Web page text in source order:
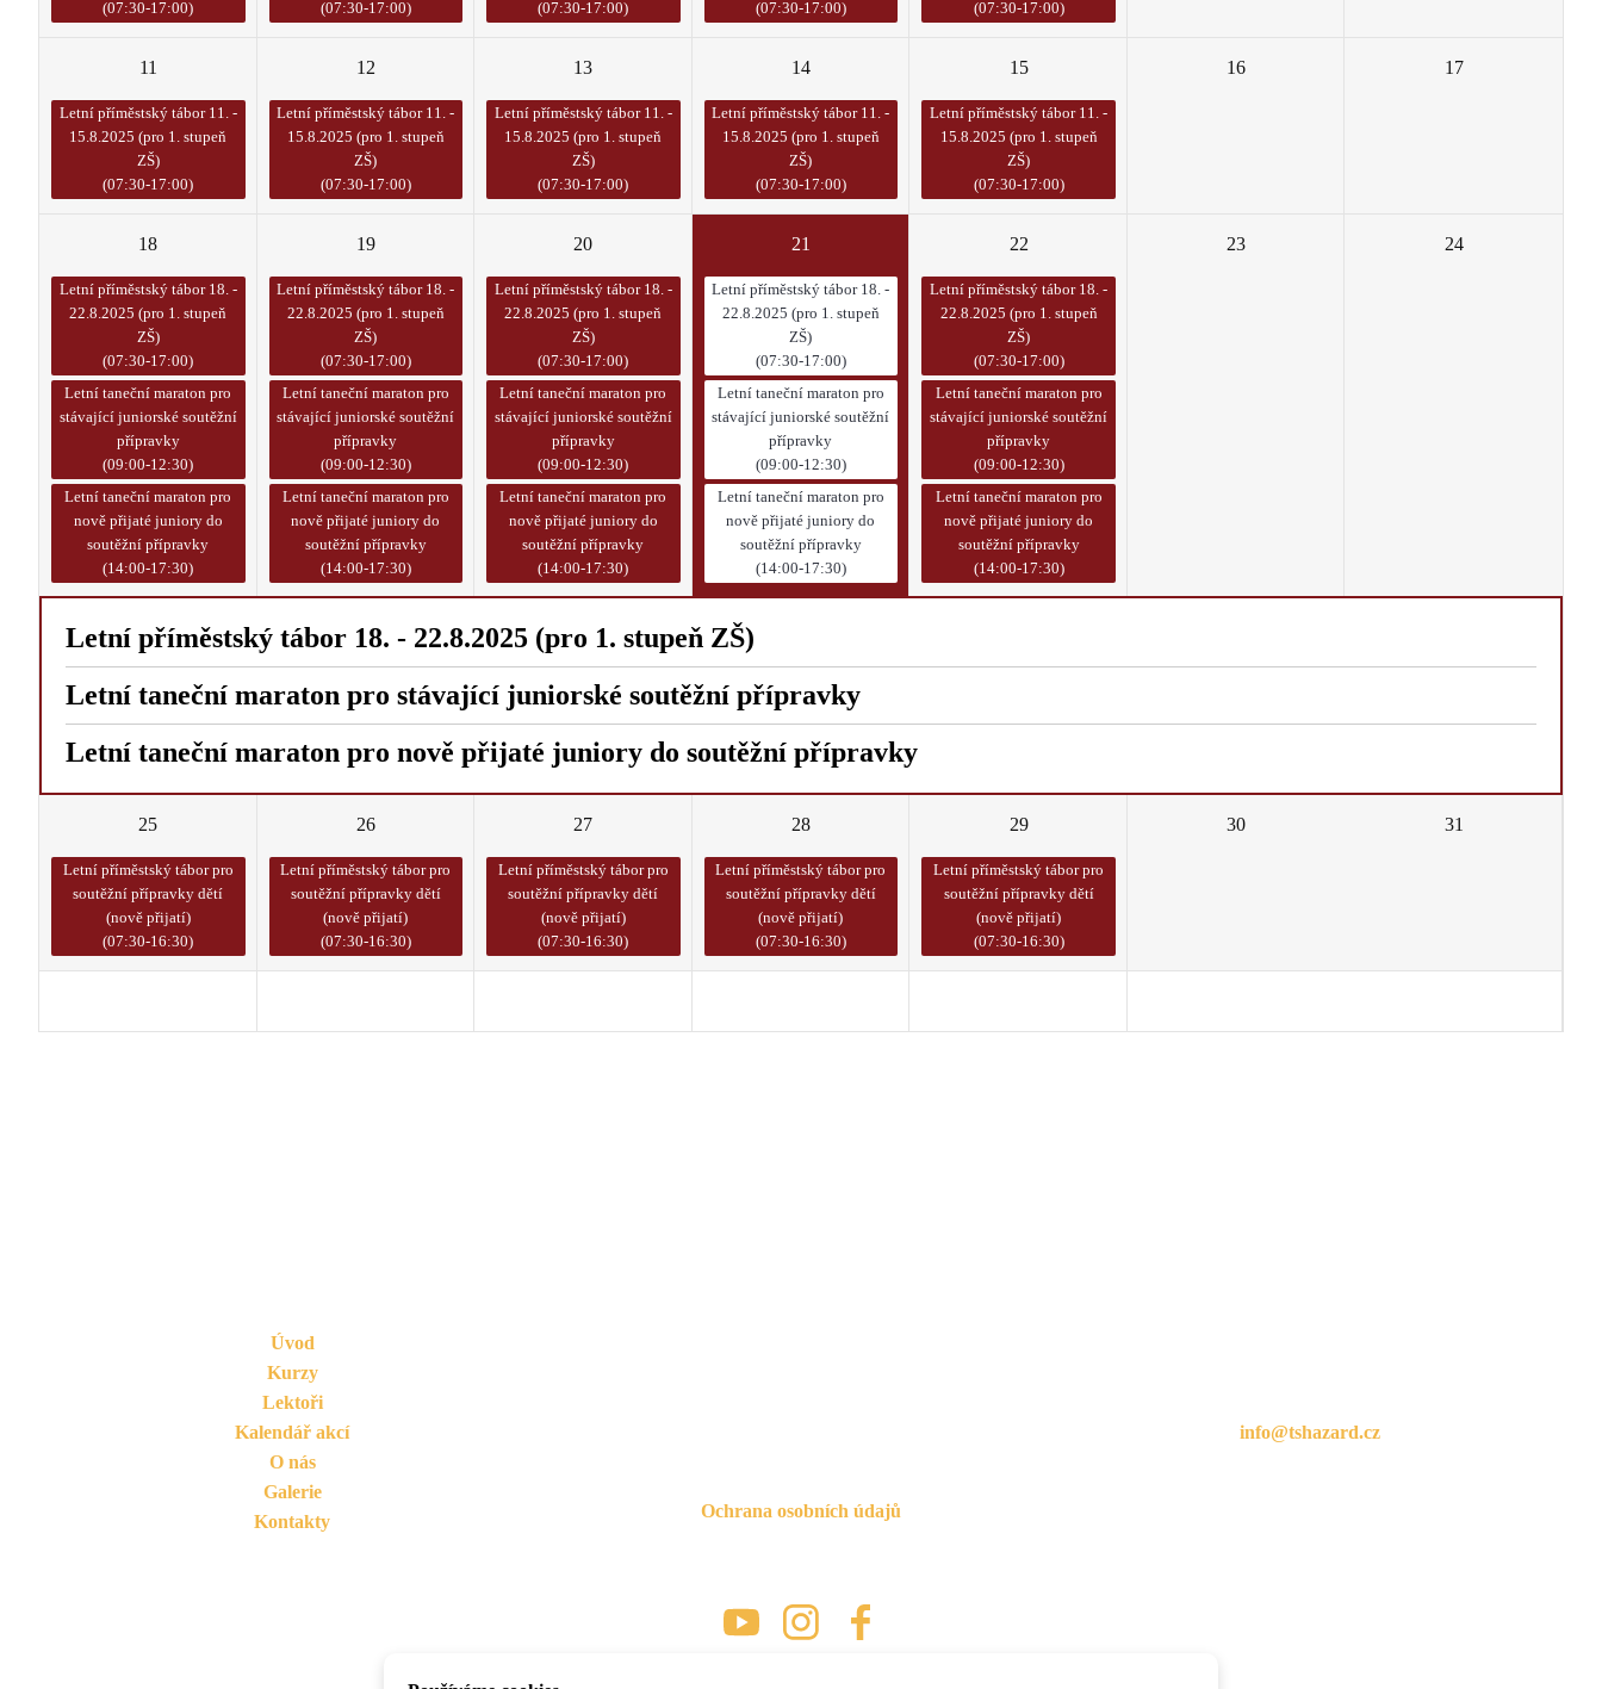
(07:30-17:00)
(07:30-17:00)
(07:30-17:00)
(07:30-17:00)
(07:30-17:00)
11
Letní příměstský tábor 11. -
15.8.2025 (pro 1. stupeň
ZŠ)
(07:30-17:00)
12
Letní příměstský tábor 11. -
15.8.2025 (pro 1. stupeň
ZŠ)
(07:30-17:00)
13
Letní příměstský tábor 11. -
15.8.2025 (pro 1. stupeň
ZŠ)
(07:30-17:00)
14
Letní příměstský tábor 11. -
15.8.2025 (pro 1. stupeň
ZŠ)
(07:30-17:00)
15
Letní příměstský tábor 11. -
15.8.2025 (pro 1. stupeň
ZŠ)
(07:30-17:00)
16 17
18
Letní příměstský tábor 18. -
22.8.2025 (pro 1. stupeň
ZŠ)
(07:30-17:00)
Letní taneční maraton pro
stávající juniorské soutěžní
přípravky
(09:00-12:30)
Letní taneční maraton pro
nově přijaté juniory do
soutěžní přípravky
(14:00-17:30)
19
Letní příměstský tábor 18. -
22.8.2025 (pro 1. stupeň
ZŠ)
(07:30-17:00)
Letní taneční maraton pro
stávající juniorské soutěžní
přípravky
(09:00-12:30)
Letní taneční maraton pro
nově přijaté juniory do
soutěžní přípravky
(14:00-17:30)
20
Letní příměstský tábor 18. -
22.8.2025 (pro 1. stupeň
ZŠ)
(07:30-17:00)
Letní taneční maraton pro
stávající juniorské soutěžní
přípravky
(09:00-12:30)
Letní taneční maraton pro
nově přijaté juniory do
soutěžní přípravky
(14:00-17:30)
21
Letní příměstský tábor 18. -
22.8.2025 (pro 1. stupeň
ZŠ)
(07:30-17:00)
Letní taneční maraton pro
stávající juniorské soutěžní
přípravky
(09:00-12:30)
Letní taneční maraton pro
nově přijaté juniory do
soutěžní přípravky
(14:00-17:30)
22
Letní příměstský tábor 18. -
22.8.2025 (pro 1. stupeň
ZŠ)
(07:30-17:00)
Letní taneční maraton pro
stávající juniorské soutěžní
přípravky
(09:00-12:30)
Letní taneční maraton pro
nově přijaté juniory do
soutěžní přípravky
(14:00-17:30)
23 24
Letní příměstský tábor 18. - 22.8.2025 (pro 1. stupeň ZŠ)
Letní taneční maraton pro stávající juniorské soutěžní přípravky
Letní taneční maraton pro nově přijaté juniory do soutěžní přípravky
25
Letní příměstský tábor pro
soutěžní přípravky dětí
(nově přijatí)
(07:30-16:30)
26
Letní příměstský tábor pro
soutěžní přípravky dětí
(nově přijatí)
(07:30-16:30)
27
Letní příměstský tábor pro
soutěžní přípravky dětí
(nově přijatí)
(07:30-16:30)
28
Letní příměstský tábor pro
soutěžní přípravky dětí
(nově přijatí)
(07:30-16:30)
29
Letní příměstský tábor pro
soutěžní přípravky dětí
(nově přijatí)
(07:30-16:30)
30 31
Úvod
Kurzy
Lektoři
Kalendář akcí
O nás
Galerie
Kontakty
Ochrana osobních údajů
info@tshazard.cz